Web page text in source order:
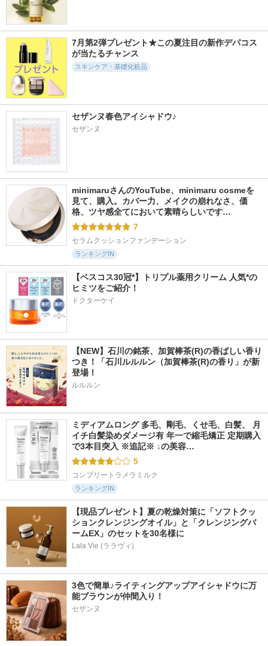
5.6
4295件
アトバリア365 クリ
AESTURA Bio Lucia
MEDICUBE(メディキ
ューブ)
6.0
345件
アルファラディアン
スグローセラム
BANOBAGI
5.5
1690件
7月第2弾プレゼント★この夏注目の新作デパコス
が当たるチャンス
スキンケア・基礎化粧品
セザンヌ春色アイシャドウ♪
セザンヌ
minimaruさんのYouTube、minimaru cosmeを
見て、購入。カバー力、メイクの崩れなさ、価
格、ツヤ感全てにおいて素晴らしいです…
7
セラムクッションファンデーション
ランキングIN
【ベスコス30冠*】トリプル薬用クリーム 人気*の
ヒミツをご紹介！
ドクターケイ
【NEW】石川の銘茶、加賀棒茶(R)の香ばしい香り
つき！「石川ルルルン（加賀棒茶(R)の香り」が新
登場！
ルルルン
ミディアムロング 多毛、剛毛、くせ毛、白髪、 月
イチ白髪染めダメージ有 年一で縮毛矯正 定期購入
で3本目突入 ※追記※ ↓の美容…
5
コンプリートラメラミルク
ランキングIN
【現品プレゼント】夏の乾燥対策に「ソフトクッ
ションクレンジングオイル」と「クレンジングバ
ームEX」のセットを30名様に
Lala Vie (ララヴィ)
3色で簡単♪ライティングアップアイシャドウに万
能ブラウンが仲間入り！
セザンヌ